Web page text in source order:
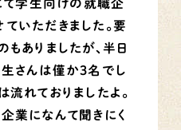
学生向けの就職企
いただきました。要
ありましたが、半日
さんは僅か3名でし
流れておりましたよ。
業になんて聞きにく